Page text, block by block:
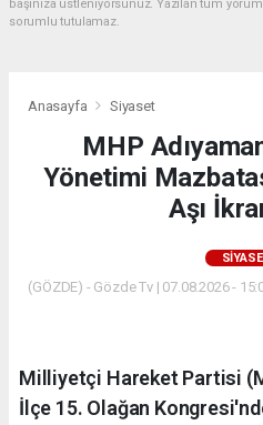
başınıza üstleniyorsunuz. Yazılan tüm
sorumlu tutulamaz.
Anasayfa Siyaset
MHP
Yönetimi
Aşı
(GÖZDE) - Gözde Tv | 07.08.2026 -
Milliyetçi Hareket Partisi
İlçe 15. Olağan